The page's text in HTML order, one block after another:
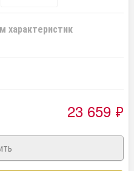
характеристик
23 659 ₽